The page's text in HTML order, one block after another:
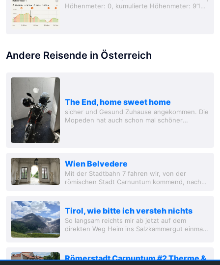
Höhenmeter: 0, kumulierte Höhenmeter: 9’149
Andere Reisende in Österreich
The End, home sweet home
sicher und Gesund Zuhause angekommen. Die
Mopeden hat auch schon mal schöner
Wien Belvedere
Mit der Stadtbahn 7 fahren wir, von der
römischen Stadt Carnuntum kommend, nach
Tirol, wie bitte ich versteh nichts
So langsam reichts mir ab jetzt auf dem
direkten Weg Heim ins Salzkammergut einmal
Römerstadt Carnuntum #2 Therme &